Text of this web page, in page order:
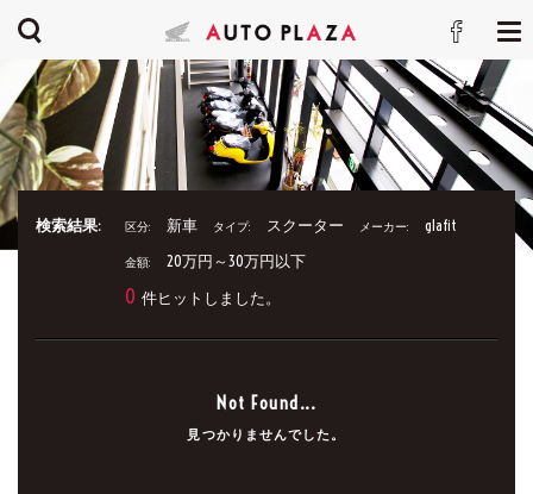
検索結果: 区分: 新車 タイプ: スクーター メーカー: glafit
金額: 20万円～30万円以下
0 件ヒットしました。
Not Found...
見つかりませんでした。